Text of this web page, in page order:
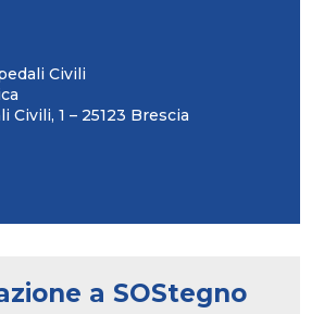
Civili
Civili, 1 – 25123 Brescia
a SOStegno